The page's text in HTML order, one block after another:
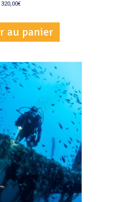
320,00€
au panier